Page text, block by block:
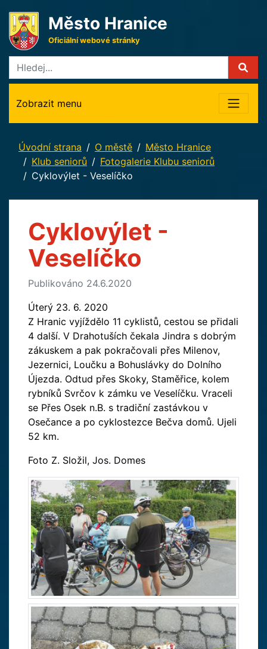
Město Hranice
Oficiální webové stránky
Zobrazit menu
Úvodní strana O městě
Město Hranice
Klub seniorů
Fotogalerie Klubu seniorů
Cyklovýlet - Veselíčko
Cyklovýlet -
Veselíčko
Publikováno 24.6.2020
Úterý 23. 6. 2020
Z Hranic vyjíždělo 11 cyklistů, cestou se přidali
4 další. V Drahotuších čekala Jindra s dobrým
zákuskem a pak pokračovali přes Milenov,
Jezernici, Loučku a Bohuslávky do Dolního
Újezda. Odtud přes Skoky, Staměřice, kolem
rybníků Svrčov k zámku ve Veselíčku. Vraceli
se Přes Osek n.B. s tradiční zastávkou v
Osečance a po cyklostezce Bečva domů. Ujeli
52 km.
Foto Z. Složil, Jos. Domes